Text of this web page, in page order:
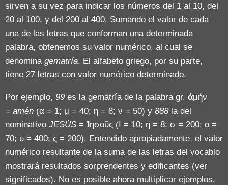
sirven a su vez para indicar los números del 1 al 10, del
20 al 100, y del 200 al 400. Sumando el valor de cada
una de las letras que conforman una determinada
palabra, obtenemos su valor numérico, al cual se
denomina gematría. El alfabeto griego, por su parte,
tiene 27 letras con valor numérico determinado.
Por ejemplo, 99 es la gematría de la palabra gr. ἀμήν
= amén (α = 1; μ = 40; η = 8; ν = 50) y 888 la del
nominativo JESÚS = Ἰησοῦς (Ι = 10; η = 8; σ = 200; ο =
70; υ = 400; ς = 200). Entendido apropiadamente, el valor
numérico resultante de la suma de las letras del vocablo
mostrará resultados sorprendentes y edificantes (ver
significados). No es posible ahora multiplicar ejemplos,